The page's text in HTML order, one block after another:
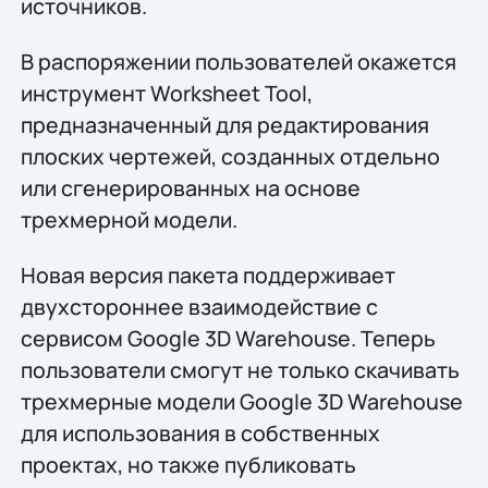
В распоряжении пользователей окажется
инструмент Worksheet Tool,
предназначенный для редактирования
плоских чертежей, созданных отдельно
или сгенерированных на основе
трехмерной модели.
Новая версия пакета поддерживает
двухстороннее взаимодействие с
сервисом Google 3D Warehouse. Теперь
пользователи смогут не только скачивать
трехмерные модели Google 3D Warehouse
для использования в собственных
проектах, но также публиковать